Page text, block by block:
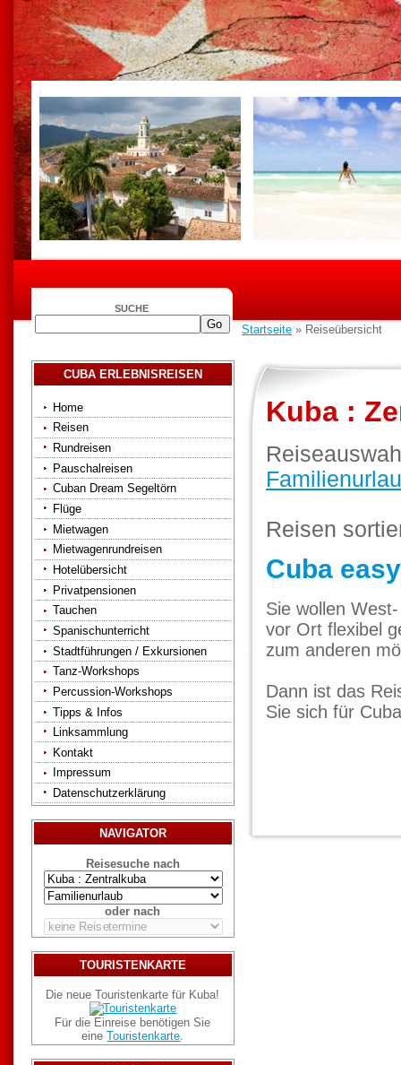
SUCHE
Startseite » Reiseübersicht
CUBA ERLEBNISREISEN
Home
Reisen
Rundreisen
Pauschalreisen
Cuban Dream Segeltörn
Flüge
Mietwagen
Mietwagenrundreisen
Hotelübersicht
Privatpensionen
Tauchen
Spanischunterricht
Stadtführungen / Exkursionen
Tanz-Workshops
Percussion-Workshops
Tipps & Infos
Linksammlung
Kontakt
Impressum
Datenschutzerklärung
NAVIGATOR
Reisesuche nach
oder nach
TOURISTENKARTE
Die neue Touristenkarte für Kuba!
Für die Einreise benötigen Sie
eineTouristenkarte.
Kuba :
Reisen
Cuba
Sie wollen
vor Ort flexibel
zum anderen
Dann ist das
Sie sich für